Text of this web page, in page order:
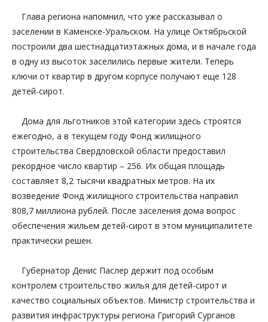
Глава региона напомнил, что уже рассказывал о
заселении в Каменске-Уральском. На улице Октябрьской
построили два шестнадцатиэтажных дома, и в начале года
в одну из высоток заселились первые жители. Теперь
ключи от квартир в другом корпусе получают еще 128
детей-сирот.
Дома для льготников этой категории здесь строятся
ежегодно, а в текущем году Фонд жилищного
строительства Свердловской области предоставил
рекордное число квартир – 256. Их общая площадь
составляет 8,2 тысячи квадратных метров. На их
возведение Фонд жилищного строительства направил
808,7 миллиона рублей. После заселения дома вопрос
обеспечения жильем детей-сирот в этом муниципалитете
практически решен.
Губернатор Денис Паслер держит под особым
контролем строительство жилья для детей-сирот и
качество социальных объектов. Министр строительства и
развития инфраструктуры региона Григорий Сурганов